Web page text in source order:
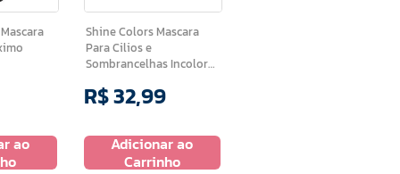
ao
Shine Colors Mascara
Para Cilios e
Sombrancelhas Incolor
R$32,99
Adicionar ao
Carrinho